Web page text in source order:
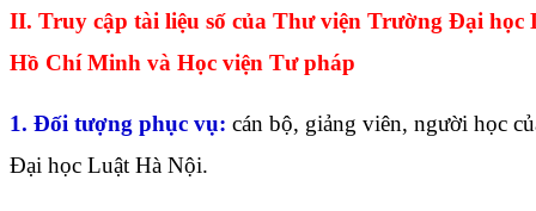
II. Truy cập tài liệu số của Thư viện Trường Đại học
Hồ Chí Minh và Học viện Tư pháp
1. Đối tượng phục vụ: cán bộ, giảng viên, người học
Đại học Luật Hà Nội.